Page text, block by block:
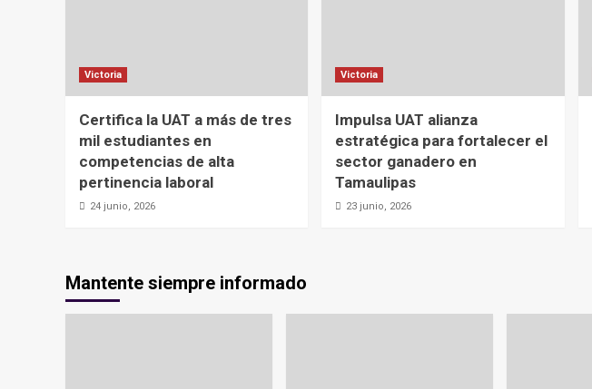
Victoria
Certifica la UAT a más de tres
mil estudiantes en
competencias de alta
pertinencia laboral
24 junio, 2026
Victoria
Impulsa UAT alianza
estratégica para fortalecer el
sector ganadero en
Tamaulipas
23 junio, 2026
Mantente siempre informado